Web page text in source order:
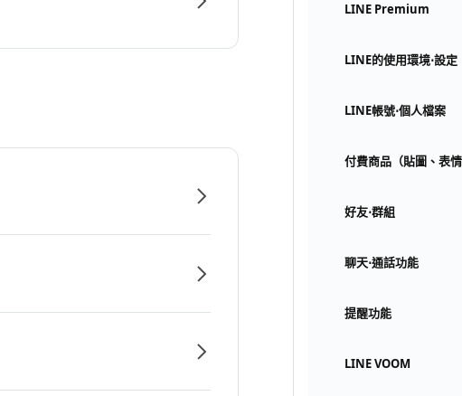
LINE Premium
LINE的使用環境⋅設定
LINE帳號⋅個人檔案
付費商品（貼圖、表
好友⋅群組
聊天⋅通話功能
提醒功能
LINE VOOM